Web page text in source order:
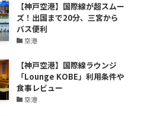
【神戸空港】国際線が超スムー
ズ！出国まで20分、三宮から
バス便利
空港
【神戸空港】国際線ラウンジ
「Lounge KOBE」利用条件や
食事レビュー
空港